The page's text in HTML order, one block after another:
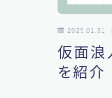
2025.01.31
仮面浪
を紹介